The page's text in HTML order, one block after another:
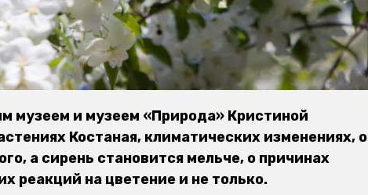
музеем и музеем «Природа» Кристиной
Костаная, климатических изменениях, о
а сирень становится мельче, о причинах
реакций на цветение и не только.